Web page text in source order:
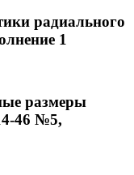
радиального
1
размеры
46 №5,